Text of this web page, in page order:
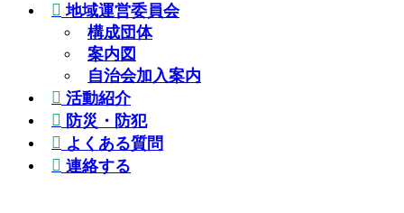
地域運営委員会
構成団体
案内図
自治会加入案内
活動紹介
防災・防犯
よくある質問
連絡する